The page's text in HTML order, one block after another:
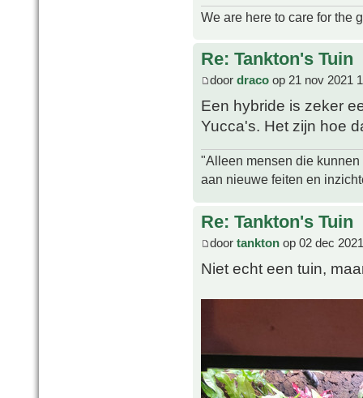
We are here to care for the
Re: Tankton's Tuin
door draco op 21 nov 2021
Een hybride is zeker
Yucca's. Het zijn hoe
"Alleen mensen die
aan nieuwe feiten en
Re: Tankton's Tuin
door tankton op 02 dec
Niet echt een tuin,